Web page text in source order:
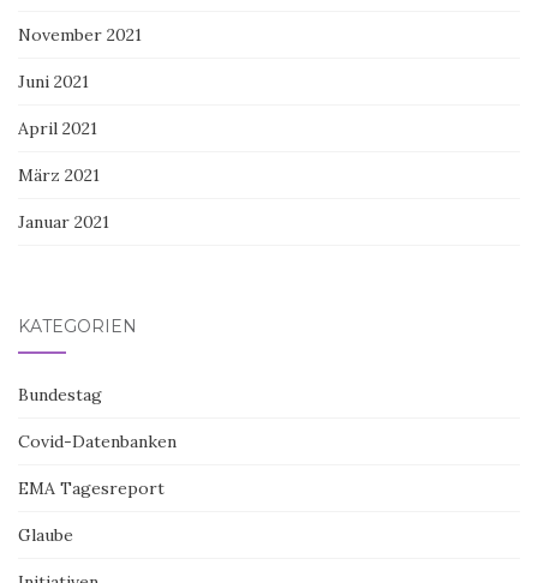
November 2021
Juni 2021
April 2021
März 2021
Januar 2021
KATEGORIEN
Bundestag
Covid-Datenbanken
EMA Tagesreport
Glaube